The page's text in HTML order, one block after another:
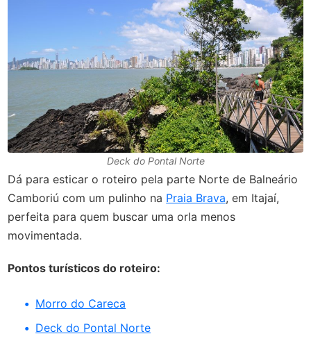
Deck do Pontal Norte
Dá para esticar o roteiro pela parte Norte de Balneário
Camboriú com um pulinho na Praia Brava, em Itajaí,
perfeita para quem buscar uma orla menos
movimentada.
Pontos turísticos do roteiro:
Morro do Careca
Deck do Pontal Norte